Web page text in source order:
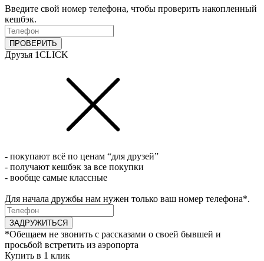
Введите свой номер телефона, чтобы проверить накопленный
кешбэк.
ПРОВЕРИТЬ
Друзья 1CLICK
- покупают всё по ценам “для друзей”
- получают кешбэк за все покупки
- вообще самые классные
Для начала дружбы нам нужен только ваш номер телефона*.
ЗАДРУЖИТЬСЯ
*Обещаем не звонить с рассказами о своей бывшей и
просьбой встретить из аэропорта
Купить в 1 клик